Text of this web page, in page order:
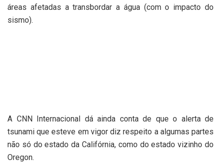
áreas afetadas a transbordar a água (com o impacto do
sismo).
A CNN Internacional dá ainda conta de que o alerta de
tsunami que esteve em vigor diz respeito a algumas partes
não só do estado da Califórnia, como do estado vizinho do
Oregon.